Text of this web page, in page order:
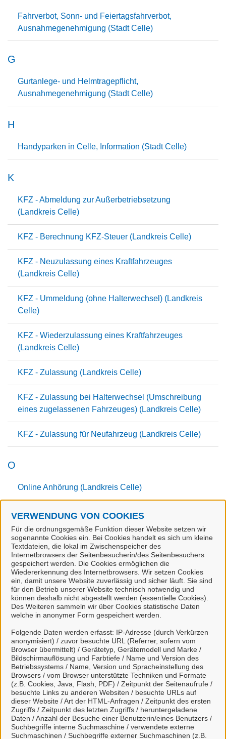
VERWENDUNG VON COOKIES
Für die ordnungsgemäße Funktion dieser Website setzen wir
sogenannte Cookies ein. Bei Cookies handelt es sich um kleine
Textdateien, die lokal im Zwischenspeicher des
Internetbrowsers der Seitenbesucherin/des Seitenbesuchers
gespeichert werden. Die Cookies ermöglichen die
Wiedererkennung des Internetbrowsers. Wir setzen Cookies
ein, damit unsere Website zuverlässig und sicher läuft. Sie sind
für den Betrieb unserer Website technisch notwendig und
können deshalb nicht abgestellt werden (essentielle Cookies).
Des Weiteren sammeln wir über Cookies statistische Daten
welche in anonymer Form gespeichert werden.
Folgende Daten werden erfasst: IP-Adresse (durch Verkürzen
anonymisiert) / zuvor besuchte URL (Referrer, sofern vom
Browser übermittelt) / Gerätetyp, Gerätemodell und Marke /
Bildschirmauflösung und Farbtiefe / Name und Version des
Betriebssystems / Name, Version und Spracheinstellung des
Browsers / vom Browser unterstützte Techniken und Formate
(z.B. Cookies, Java, Flash, PDF) / Zeitpunkt der Seitenaufrufe /
besuchte Links zu anderen Websiten / besuchte URLs auf
dieser Website / Art der HTML-Anfragen / Zeitpunkt des ersten
Zugriffs / Zeitpunkt des letzten Zugriffs / heruntergeladene
Daten / Anzahl der Besuche einer Benutzerin/eines Benutzers /
Suchbegriffe interne Suchmaschine / verwendete externe
Suchmaschinen / Suchbegriffe externer Suchmaschinen (z.B.
Fahrverbot, Sonn- und Feiertagsfahrverbot,
Ausnahmegenehmigung (Stadt Celle)
G
Gurtanlege- und Helmtragepflicht,
Ausnahmegenehmigung (Stadt Celle)
H
Handyparken in Celle, Information (Stadt Celle)
K
KFZ - Abmeldung zur Außerbetriebsetzung
(Landkreis Celle)
KFZ - Berechnung KFZ-Steuer (Landkreis Celle)
KFZ - Neuzulassung eines Kraftfahrzeuges
(Landkreis Celle)
KFZ - Ummeldung (ohne Halterwechsel) (Landkreis
Celle)
KFZ - Wiederzulassung eines Kraftfahrzeuges
(Landkreis Celle)
KFZ - Zulassung (Landkreis Celle)
KFZ - Zulassung bei Halterwechsel (Umschreibung
eines zugelassenen Fahrzeuges) (Landkreis Celle)
KFZ - Zulassung für Neufahrzeug (Landkreis Celle)
O
Online Anhörung (Landkreis Celle)
P
Parken/Parkverstöße (Stadt Celle)
Parkerleichterungen, besondere Gruppen
schwerbehinderter Menschen, Gestattung (Stadt
Celle)
Parkerleichterungen, schwerbehinderte Menschen
Gestattung (Stadt Celle)
V
Verkehrsüberwachung (Stadt Celle)
Z